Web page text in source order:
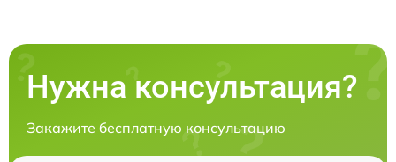
Нужна консультация?
Закажите бесплатную консультацию